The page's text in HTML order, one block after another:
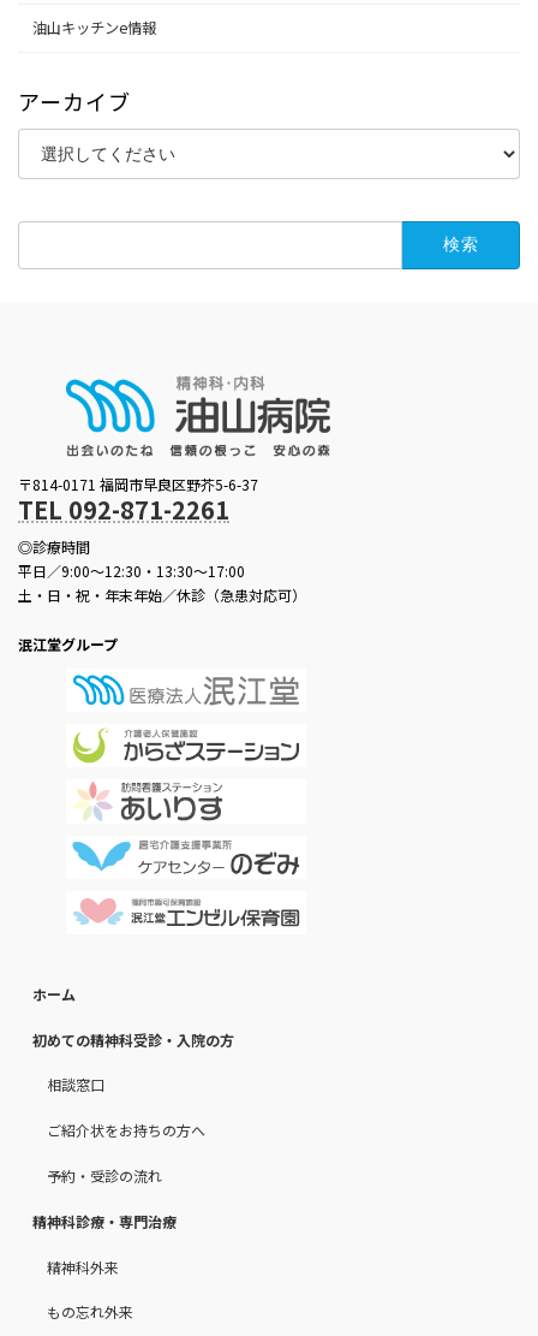
油山キッチンe情報
アーカイブ
索:
〒814-0171 福岡市早良区野芥5-6-37
TEL 092-871-2261
◎診療時間
平日／9:00～12:30・13:30～17:00
土・日・祝・年末年始／休診（急患対応可）
泯江堂グループ
ホーム
初めての精神科受診・入院の方
相談窓口
ご紹介状をお持ちの方へ
予約・受診の流れ
精神科診療・専門治療
精神科外来
もの忘れ外来